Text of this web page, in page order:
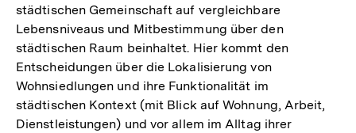
städtischen Gemeinschaft auf vergleichbare
Lebensniveaus und Mitbestimmung über den
städtischen Raum beinhaltet. Hier kommt den
Entscheidungen über die Lokalisierung von
Wohnsiedlungen und ihre Funktionalität im
städtischen Kontext (mit Blick auf Wohnung, Arbeit,
Dienstleistungen) und vor allem im Alltag ihrer